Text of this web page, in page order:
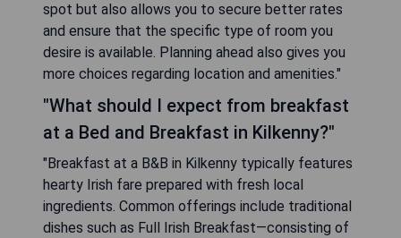
spot but also allows you to secure better rates
and ensure that the specific type of room you
desire is available. Planning ahead also gives you
more choices regarding location and amenities."
"What should I expect from breakfast
at a Bed and Breakfast in Kilkenny?"
"Breakfast at a B&B in Kilkenny typically features
hearty Irish fare prepared with fresh local
ingredients. Common offerings include traditional
dishes such as Full Irish Breakfast—consisting of